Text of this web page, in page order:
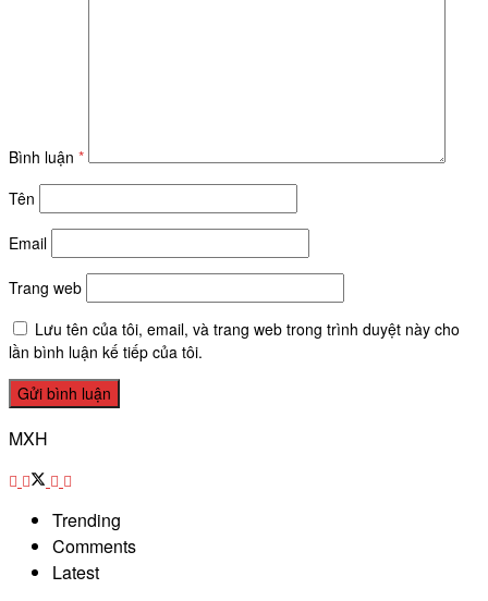
Bình luận *
Tên
Email
Trang web
Lưu tên của tôi, email, và trang web trong trình duyệt này cho
lần bình luận kế tiếp của tôi.
MXH
Trending
Comments
Latest